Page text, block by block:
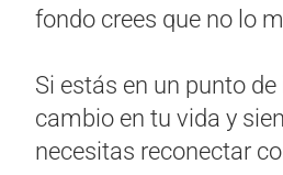
fondo crees que no lo
Si estás en un punto
cambio en tu vida y
necesitas reconectar